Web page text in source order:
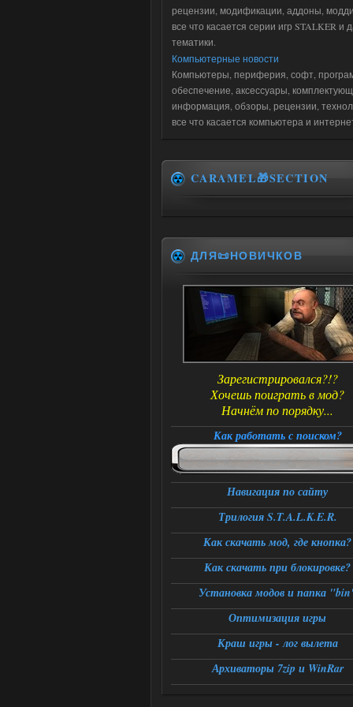
рецензии, модификации, аддоны,
все что касается серии игр STALKER и
тематики.
Компьютерные новости
Компьютеры, периферия, софт,
обеспечение, аксессуары,
информация, обзоры, рецензии,
все что касается компьютера и
CARAMEL🎁SECTION
ДЛЯ📜НОВИЧКОВ
Зарегистрировался?!?
Хочешь поиграть в мод?
Начнём по порядку...
Как работать с поиском?
Навигация по сайту
Трилогия S.T.A.L.K.E.R.
Как скачать мод, где кнопка?
Как скачать при блокировке?
Установка модов и папка
Оптимизация игры
Краш игры - лог вылета
Архиваторы 7zip и WinRar